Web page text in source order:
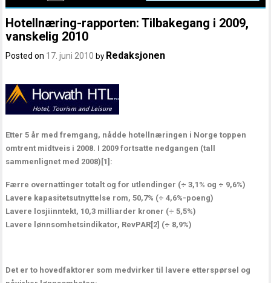
Hotellnæring-rapporten: Tilbakegang i 2009,
vanskelig 2010
Posted on 17. juni 2010 by Redaksjonen
Etter 5 år med fremgang, nådde hotellnæringen i Norge toppen
omtrent midtveis i 2008. I 2009 fortsatte nedgangen (tall
sammenlignet med 2008) [1] :
Færre overnattinger totalt og for utlendinger (÷ 3,1% og ÷ 9,6%)
Lavere kapasitetsutnyttelse rom, 50,7% (÷ 4,6%-poeng)
Lavere losjiinntekt, 10,3 milliarder kroner (÷ 5,5%)
Lavere lønnsomhetsindikator, RevPAR [2] (÷ 8,9%)
Det er to hovedfaktorer som medvirker til lavere etterspørsel og